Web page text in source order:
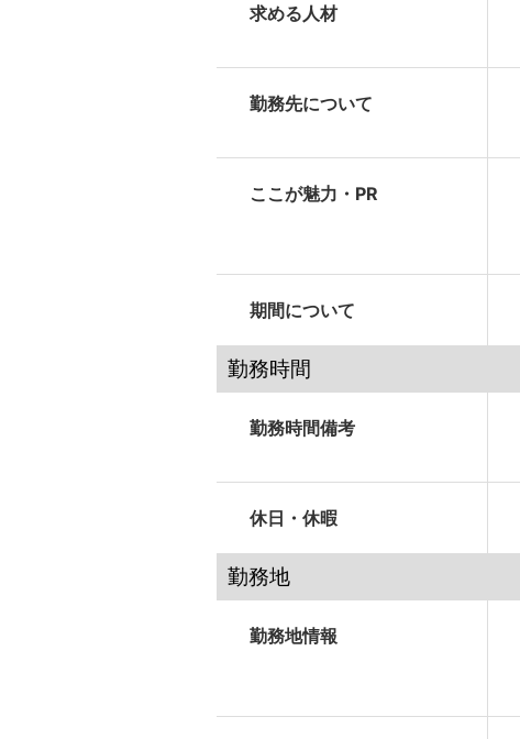
求める人材
勤務先について
ここが魅力・PR
期間について
勤務時間
勤務時間備考
休日・休暇
勤務地
勤務地情報